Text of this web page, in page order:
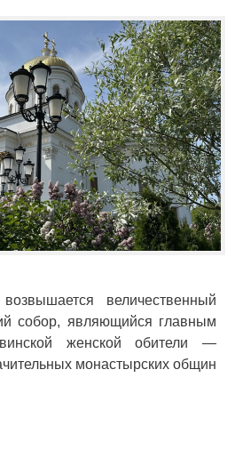
величественный
собор, являющийся главным
женской обители —
монастырских общин